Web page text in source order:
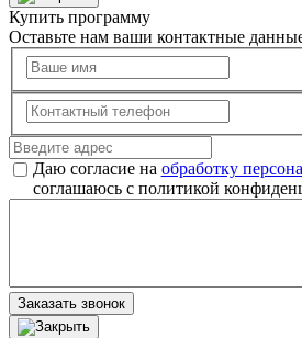
Купить программу
Оставьте нам ваши контактные
Даю согласие на обработку
соглашаюсь с политикой
Заказать звонок